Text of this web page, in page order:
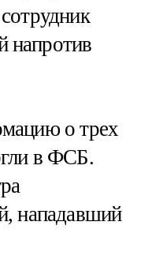
о трех
в ФСБ.
нападавший